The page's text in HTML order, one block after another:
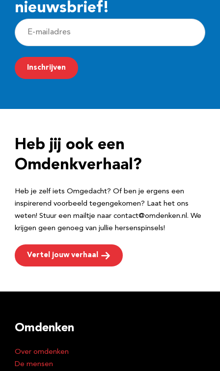
nieuwsbrief!
E
-
m
a
r
e
Inschrijven
Heb jij ook een
Omdenkverhaal?
Heb je zelf iets Omgedacht? Of ben je ergens een
inspirerend voorbeeld tegengekomen? Laat het ons
weten! Stuur een mailtje naar contact@omdenken.nl. We
krijgen geen genoeg van jullie hersenspinsels!
Vertel jouw verhaal
Omdenken
Over omdenken
De mensen